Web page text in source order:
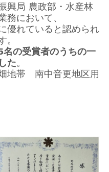
興局 農政部・水産林
務において、
優れていると認められ
。
名の受賞者のうちの一
た。
地帯 南中音更地区用